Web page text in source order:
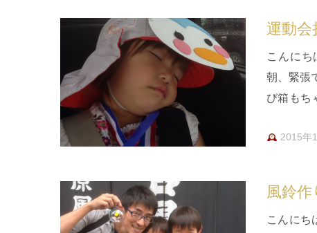
運動会
こんにち
朝、緊張
び箱もち
2015年
風鈴作
こんにち